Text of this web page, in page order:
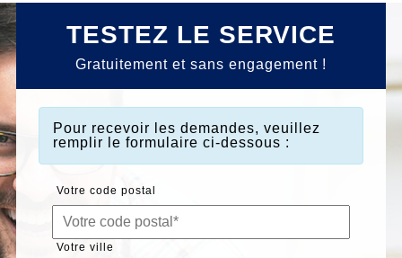
TESTEZ LE SERVICE
Gratuitement et sans engagement !
Pour recevoir les demandes, veuillez
remplir le formulaire ci-dessous :
Votre code postal
Votre ville